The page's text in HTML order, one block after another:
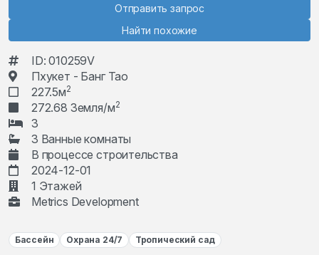
Отправить запрос
Найти похожие
ID: 010259V
Пхукет - Банг Тао
227.5м2
272.68 Земля/м2
3
3 Ванные комнаты
В процессе строительства
2024-12-01
1 Этажей
Metrics Development
Бассейн Охрана 24/7 Тропический сад